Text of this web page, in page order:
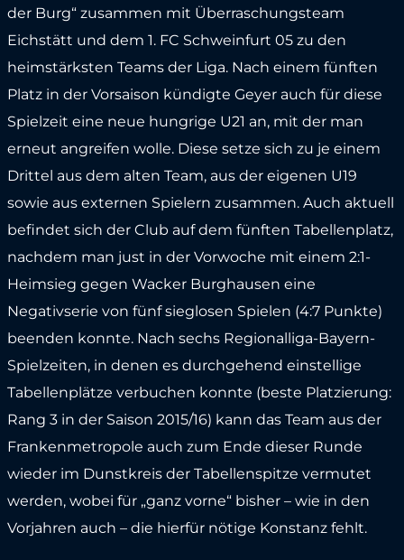
der Burg“ zusammen mit Überraschungsteam
Eichstätt und dem 1. FC Schweinfurt 05 zu den
heimstärksten Teams der Liga. Nach einem fünften
Platz in der Vorsaison kündigte Geyer auch für diese
Spielzeit eine neue hungrige U21 an, mit der man
erneut angreifen wolle. Diese setze sich zu je einem
Drittel aus dem alten Team, aus der eigenen U19
sowie aus externen Spielern zusammen. Auch aktuell
befindet sich der Club auf dem fünften Tabellenplatz,
nachdem man just in der Vorwoche mit einem 2:1-
Heimsieg gegen Wacker Burghausen eine
Negativserie von fünf sieglosen Spielen (4:7 Punkte)
beenden konnte. Nach sechs Regionalliga-Bayern-
Spielzeiten, in denen es durchgehend einstellige
Tabellenplätze verbuchen konnte (beste Platzierung:
Rang 3 in der Saison 2015/16) kann das Team aus der
Frankenmetropole auch zum Ende dieser Runde
wieder im Dunstkreis der Tabellenspitze vermutet
werden, wobei für „ganz vorne“ bisher – wie in den
Vorjahren auch – die hierfür nötige Konstanz fehlt.